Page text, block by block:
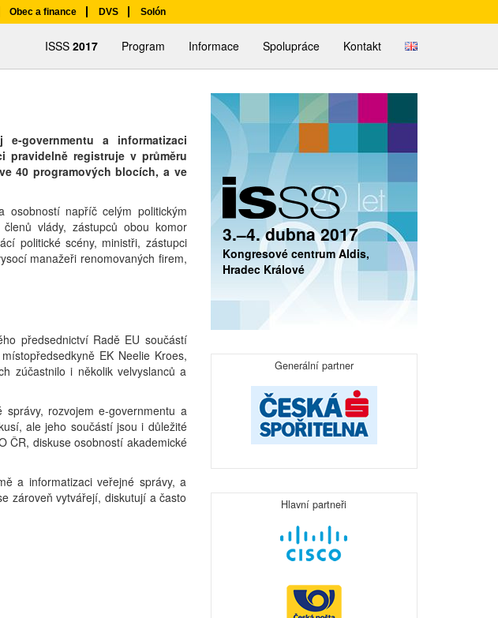
Obec a finance DVS Solón
ISSS 2017 Program Informace Spolupráce Kontakt English
e-governmentu a informatizaci
registruje v průměru
40 programových blocích, a ve
osobností napříč celým politickým
vlády, zástupců obou komor
politické scény, ministři, zástupci
manažeři renomovaných firem,
předsednictví Radě EU součástí
EK Neelie Kroes,
zúčastnilo i několik velvyslanců a
rozvojem e-governmentu a
ale jeho součástí jsou i důležité
ČR, diskuse osobností akademické
a informatizaci veřejné správy, a
zároveň vytvářejí, diskutují a často
3.–4. dubna 2017
Kongresové centrum Aldis,
Hradec Králové
Generální partner
Hlavní partneři